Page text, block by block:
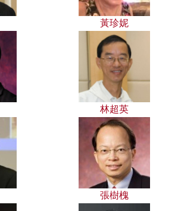
黃珍妮
林超英
張樹槐